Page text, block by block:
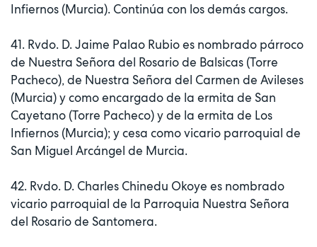
Infiernos (Murcia). Continúa con los demás cargos.
41. Rvdo. D. Jaime Palao Rubio es nombrado párroco
de Nuestra Señora del Rosario de Balsicas (Torre
Pacheco), de Nuestra Señora del Carmen de Avileses
(Murcia) y como encargado de la ermita de San
Cayetano (Torre Pacheco) y de la ermita de Los
Infiernos (Murcia); y cesa como vicario parroquial de
San Miguel Arcángel de Murcia.
42. Rvdo. D. Charles Chinedu Okoye es nombrado
vicario parroquial de la Parroquia Nuestra Señora
del Rosario de Santomera.